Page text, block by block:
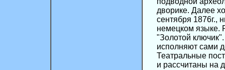
дворике. Далее
сентября 1876г.,
немецком языке.
"Золотой
исполняют сами
Театральные
и рассчитаны на